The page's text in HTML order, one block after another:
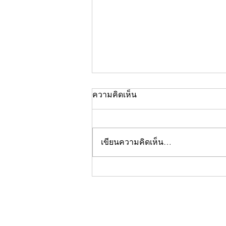
คอลัมน์"จับชีพจรวงการ
ความคิดเห็น
เขียนความคิดเห็น…